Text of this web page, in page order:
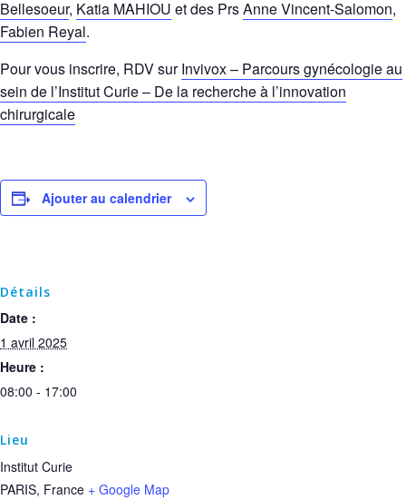
Bellesoeur, Katia MAHIOU et des PrsAnne Vincent-Salomon,
Fabien Reyal.
Pour vous inscrire, RDV surInvivox – Parcours gynécologie au
sein de l’Institut Curie – De la recherche à l’innovation
chirurgicale
Ajouter au calendrier
Détails
Date :
1 avril 2025
Heure :
08:00 - 17:00
Lieu
Institut Curie
PARIS, France + Google Map